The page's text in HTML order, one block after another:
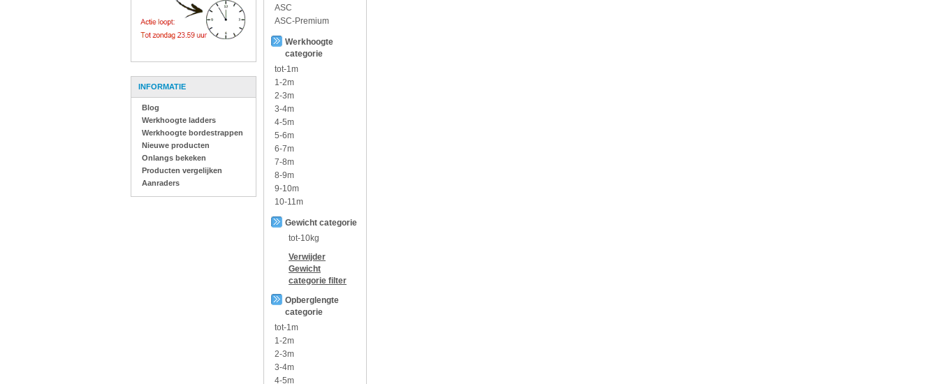
INFORMATIE
Blog
Werkhoogte ladders
Werkhoogte bordestrappen
Nieuwe producten
Onlangs bekeken
Producten vergelijken
Aanraders
ASC
ASC-Premium
Werkhoogte
categorie
tot-1m
1-2m
2-3m
3-4m
4-5m
5-6m
6-7m
7-8m
8-9m
9-10m
10-11m
Gewicht categorie
tot-10kg
Verwijder
Gewicht
categorie filter
Opberglengte
categorie
tot-1m
1-2m
2-3m
3-4m
4-5m